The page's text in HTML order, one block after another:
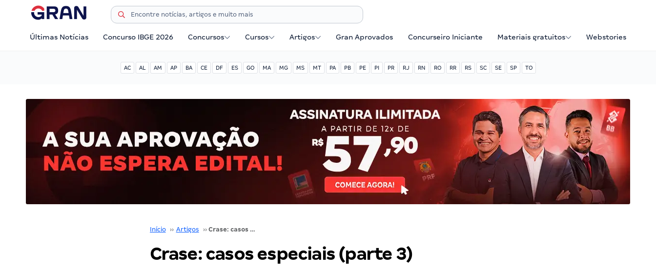
Últimas Notícias Concurso IBGE 2026 Concursos Cursos Artigos Gran Aprovados Concurseiro Iniciante Materiais gratuitos Webstories
AC AL AM AP BA CE DF ES GO MA MG MS MT PA PB PE PI PR RJ RN RO RR RS SC SE SP TO
Início ›› Artigos ›› Crase: casos especiais (parte 3)
Crase: casos especiais (parte 3)